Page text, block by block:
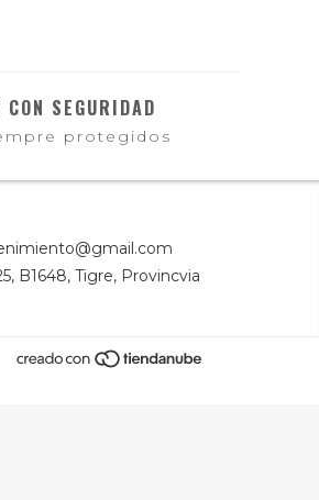
CON SEGURIDAD
protegidos
B1648, Tigre, Provincvia